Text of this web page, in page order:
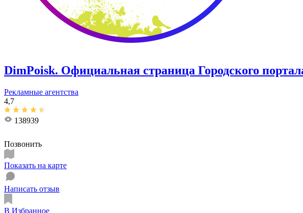
DimPoisk. Официальная страница Городского
Рекламные агентства
4,7
138939
Позвонить
Показать на карте
Написать отзыв
В Избранное